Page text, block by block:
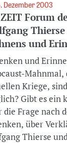
Dezember 2003
Forum
und
und
Kriege,
Gibt es ein
die Frage nach
über
Thierse